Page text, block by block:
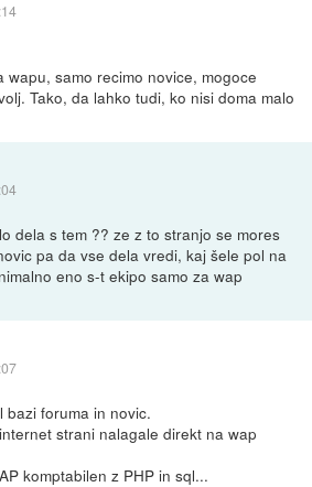
samo recimo novice, mogoce
Tako, da lahko tudi, ko nisi doma malo
dela s tem ?? ze z to stranjo se mores
pa da vse dela vredi, kaj šele pol na
eno s-t ekipo samo za wap
bazi foruma in novic.
strani nalagale direkt na wap
komptabilen z PHP in sql...